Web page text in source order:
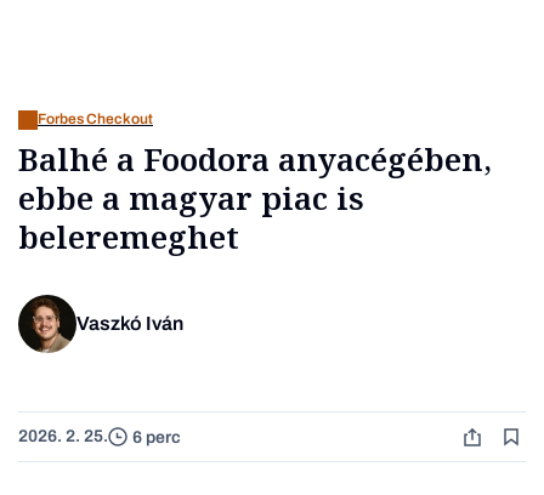
Üzlet
Forbes Checkout
Balhé a Foodora anyacégében,
ebbe a magyar piac is
beleremeghet
Vaszkó Iván
2026. 2. 25. 6 perc